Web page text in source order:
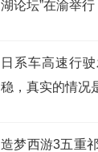
湖论坛”在渝举行
日系车高速行
稳，真实的情况
造梦西游3五重